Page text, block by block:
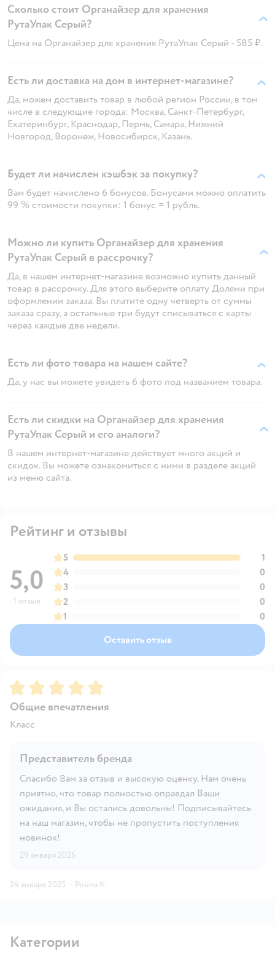
Сколько стоит Органайзер для хранения
РутаУпак Серый?
Цена на Органайзер для хранения РутаУпак Серый - 585 ₽.
Есть ли доставка на дом в интернет-магазине?
Да, можем доставить товар в любой регион России, в том
числе в следующие города: Москва, Санкт-Петербург,
Екатеринбург, Краснодар, Пермь, Самара, Нижний
Новгород, Воронеж, Новосибирск, Казань.
Будет ли начислен кэшбэк за покупку?
Вам будет начислено 6 бонусов. Бонусами можно оплатить
99 % стоимости покупки: 1 бонус = 1 рубль.
Можно ли купить Органайзер для хранения
РутаУпак Серый в рассрочку?
Да, в нашем интернет-магазине возможно купить данный
товар в рассрочку. Для этого выберите оплату Долями при
оформлении заказа. Вы платите одну четверть от суммы
заказа сразу, а остальные три будут списываться с карты
через каждые две недели.
Есть ли фото товара на нашем сайте?
Да, у нас вы можете увидеть 6 фото под названием товара.
Есть ли скидки на Органайзер для хранения
РутаУпак Серый и его аналоги?
В нашем интернет-магазине действует много акций и
скидок. Вы можете ознакомиться с ними в разделе акций
из меню сайта.
Рейтинг и отзывы
5,0
1 отзыв
5
1
4
0
3
0
2
0
1
0
Оставить отзыв
Рейтинг:5
Общие впечатления
Класс
Представитель бренда
Спасибо Вам за отзыв и высокую оценку. Нам очень
приятно, что товар полностью оправдал Ваши
ожидания, и Вы остались довольны! Подписывайтесь
на наш магазин, чтобы не пропустить поступления
новинок!
29 января 2025
24 января 2025 · Polina K.
Категории